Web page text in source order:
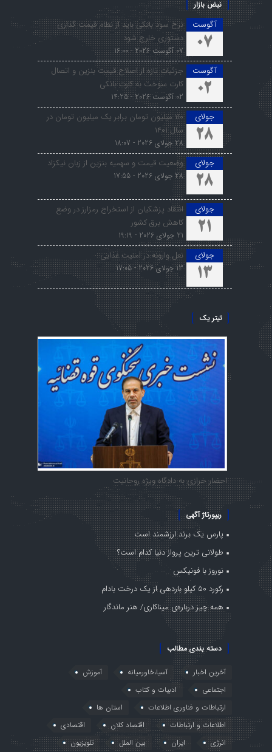
نبض بازار
آگوست
07
نرخ سود بانکی باید از نظام قیمت گذاری
دستوری خارج شود
07 آگوست 2026 - 16:00
آگوست
02
جزئیات تازه از اصلاح قیمت بنزین و اتصال
کارت سوخت به کارت بانکی
02 آگوست 2026 - 14:25
جولای
28
۱۱۰ میلیون تومان برابر یک میلیون تومان در
سال ۱۴۰۱
28 جولای 2026 - 18:07
جولای
28
وضعیت قیمت و سهمیه بنزین از زبان نیکزاد
28 جولای 2026 - 17:55
جولای
21
انتقاد پزشکیان از استخراج رمزارز در وضع
کاهش برق کشور
21 جولای 2026 - 19:19
جولای
13
نعل وارونه در امنیت غذایی
13 جولای 2026 - 17:05
تیتر یک
احضار خرازی به دادگاه ویژه روحانیت
ریپورتاژ آگهی
پارس یک برند ارزشمند است
طولانی ترین پرواز دنیا کدام است؟
نوروز با فونیکس
رکورد ۵۰ کیلو باردهی از یک درخت بادام
همه چیز درباره‌ی میناکاری/ هنر ماندگار
دسته بندی مطالب
آخرین اخبار آسیا،خاورمیانه
آموزش
اجتماعی
ادبیات و کتاب
ارتباطات و فناوری اطلاعات
استان ها
اطلاعات و ارتباطات
اقتصاد کلان
اقتصادی
انرژی
ایران بین الملل
تلویزیون